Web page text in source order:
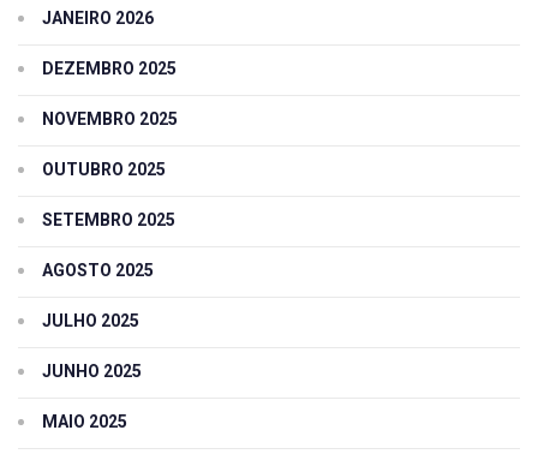
JANEIRO 2026
DEZEMBRO 2025
NOVEMBRO 2025
OUTUBRO 2025
SETEMBRO 2025
AGOSTO 2025
JULHO 2025
JUNHO 2025
MAIO 2025